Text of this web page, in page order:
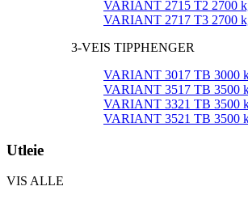
VARIANT 2715 T2 2700
VARIANT 2717 T3 2700
3-VEIS TIPPHENGER
VARIANT 3017 TB 3000
VARIANT 3517 TB 3500
VARIANT 3321 TB 3500
VARIANT 3521 TB 3500
Utleie
VIS ALLE